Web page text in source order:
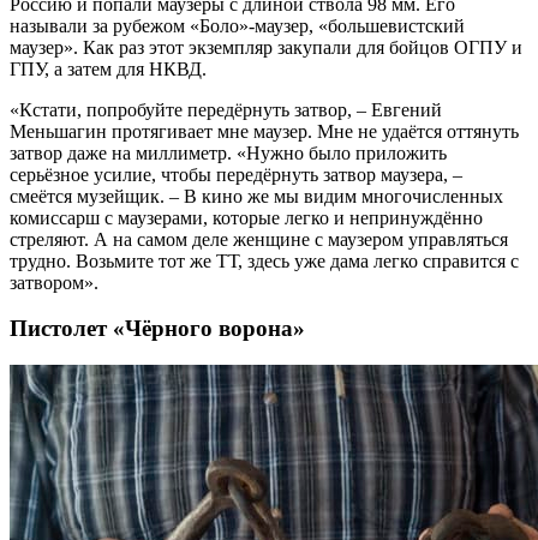
называли за рубежом «Боло»-маузер, «большевистский
маузер». Как раз этот экземпляр закупали для бойцов ­ОГПУ и
ГПУ, а затем для НКВД.
«Кстати, попробуйте передёрнуть затвор, – Евгений
Меньшагин протягивает мне маузер. Мне не удаётся оттянуть
затвор даже на миллиметр. «Нужно было приложить
серьёзное усилие, чтобы передёрнуть затвор маузера, –
смеётся музейщик. – В кино же мы видим многочисленных
комиссарш с маузерами, которые легко и непринуждённо
стреляют. А на самом деле женщине с маузером управляться
трудно. Возьмите тот же ТТ, здесь уже дама легко справится с
затвором».
Пистолет «Чёрного ворона»